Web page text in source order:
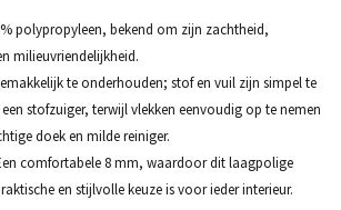
polypropyleen, bekend om zijn zachtheid,
milieuvriendelijkheid.
te onderhouden; stof en vuil zijn simpel te
stofzuiger, terwijl vlekken eenvoudig op te nemen
doek en milde reiniger.
comfortabele 8 mm, waardoor dit laagpolige
en stijlvolle keuze is voor ieder interieur.